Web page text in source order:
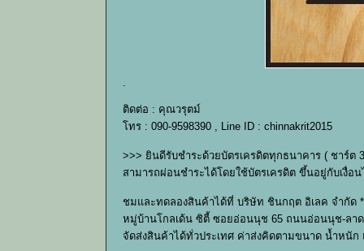
.
ติดต่อ : คุณวรุตม์
โทร : 090-9598390 , Line ID : chinnakrit2015
>>> ยินดีรับชำระด้วยบัตรเครดิตทุกธนาคาร ( ชาร์ต
สามารถผ่อนชำระได้โดยใช้บัตรเครดิต ขึ้นอยู่กับเงื่อ
ชมและทดลองสินค้าได้ที่ บริษัท ชินกฤต อิเลค จำกัด
หมู่บ้านโกลเด้น ซิตี้ ซอยอ่อนนุช 65 ถนนอ่อนนุช-ลาด
จัดส่งสินค้าได้ทั่วประเทศ ค่าส่งคิดตามขนาด น้ำหนัก